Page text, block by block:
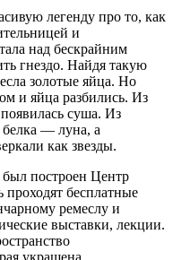
легенду про то, как
и
над бескрайним
гнездо. Найдя такую
золотые яйца. Но
и яйца разбились. Из
суша. Из
белка — луна, а
как звезды.
был построен Центр
проходят бесплатные
ремеслу и
выставки, лекции.